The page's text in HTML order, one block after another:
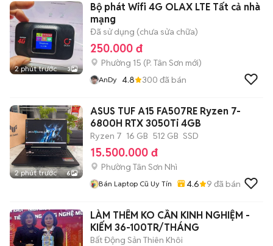
2 phút trước 3
Bộ phát Wifi 4G OLAX LTE Tất cả nhà
mạng
Đã sử dụng (chưa sửa chữa)
250.000 đ
Phường 15 (P. Tân Sơn mới)
AnDy 4.8 300 đã bán
2 phút trước 6
ASUS TUF A15 FA507RE Ryzen 7-
6800H RTX 3050Ti 4GB
Ryzen 7 16 GB 512 GB SSD
15.500.000 đ
Phường Tân Sơn Nhì
Bán Laptop Cũ Uy Tín 4.6 9 đã bán
LÀM THÊM KO CẦN KINH NGHIỆM -
KIẾM 36-100TR/THÁNG
Bất Động Sản Thiên Khôi